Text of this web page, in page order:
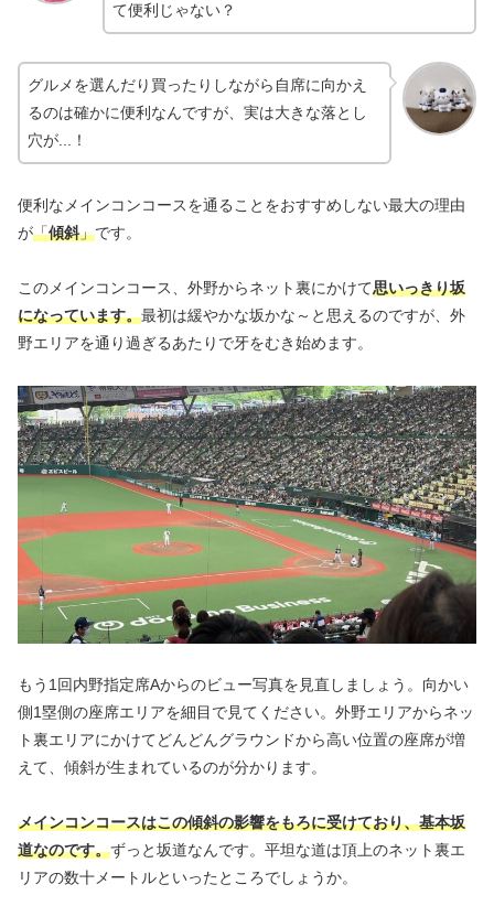
て便利じゃない？
グルメを選んだり買ったりしながら自席に向かえ
るのは確かに便利なんですが、実は大きな落とし
穴が...！
便利なメインコンコースを通ることをおすすめしない最大の理由
が「傾斜」です。
このメインコンコース、外野からネット裏にかけて思いっきり坂
になっています。最初は緩やかな坂かな～と思えるのですが、外
野エリアを通り過ぎるあたりで牙をむき始めます。
もう1回内野指定席Aからのビュー写真を見直しましょう。向かい
側1塁側の座席エリアを細目で見てください。外野エリアからネッ
ト裏エリアにかけてどんどんグラウンドから高い位置の座席が増
えて、傾斜が生まれているのが分かります。
メインコンコースはこの傾斜の影響をもろに受けており、基本坂
道なのです。ずっと坂道なんです。平坦な道は頂上のネット裏エ
リアの数十メートルといったところでしょうか。